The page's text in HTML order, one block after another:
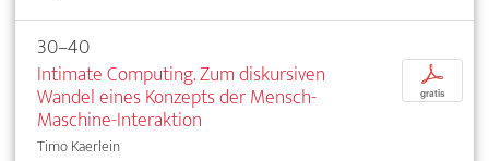
30–40
Intimate Computing. Zum diskursiven
Wandel eines Konzepts der Mensch-
Maschine-Interaktion
Timo Kaerlein
p
gratis